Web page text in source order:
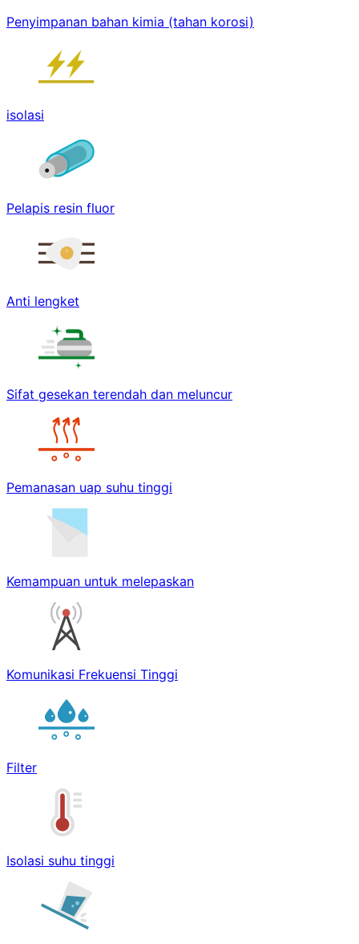
Penyimpanan bahan kimia (tahan korosi)
isolasi
Pelapis resin fluor
Anti lengket
Sifat gesekan terendah dan meluncur
Pemanasan uap suhu tinggi
Kemampuan untuk melepaskan
Komunikasi Frekuensi Tinggi
Filter
Isolasi suhu tinggi